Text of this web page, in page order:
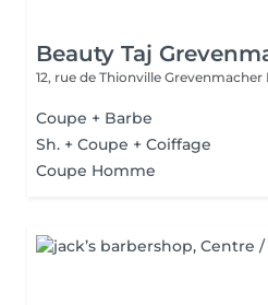
Beauty Taj
12, rue de Thionville Grevenmacher
Coupe + Barbe
Sh. + Coupe + Coiffage
Coupe Homme